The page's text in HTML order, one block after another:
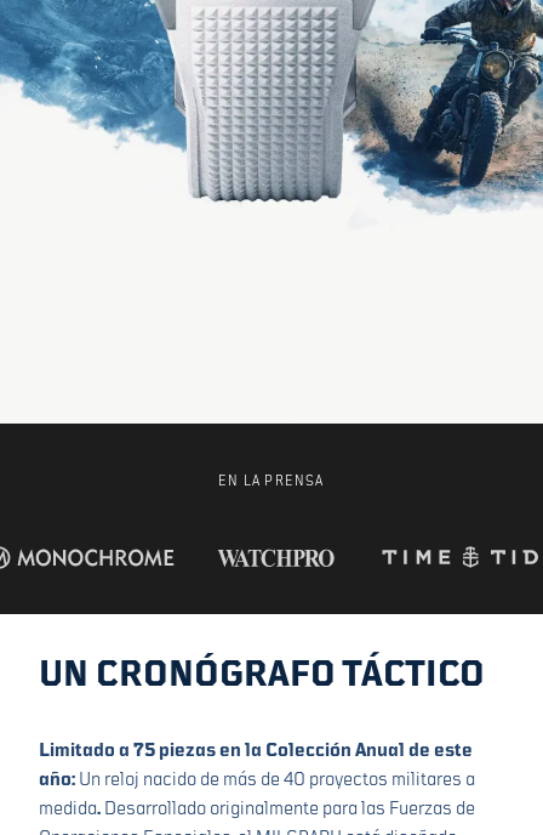
EN LA PRENSA
UN CRONÓGRAFO TÁCTICO
Limitado a 75 piezas en la Colección Anual de este
año: Un reloj nacido de más de 40 proyectos militares a
medida. Desarrollado originalmente para las Fuerzas de